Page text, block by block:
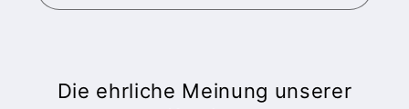
Die ehrliche Meinung unserer